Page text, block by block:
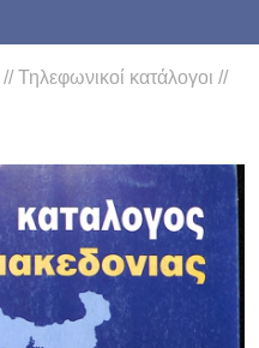
//Τηλεφωνικοί κατάλογοι //